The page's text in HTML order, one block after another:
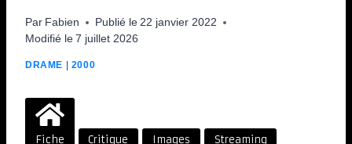
Par Fabien Publié le 22 janvier 2022
Modifié le 7 juillet 2026
DRAME | 2000
Fiche Critique Images
Streaming